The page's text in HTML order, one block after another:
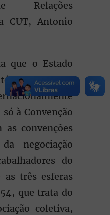
Relações
CUT, Antonio
que o Estado
vir a ter que
à Convenção
convenções
negociação
do
as três esferas
que trata do
coletiva,